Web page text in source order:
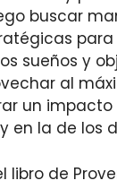
buscar
sueños y
al
un impacto
en la de los
libro de